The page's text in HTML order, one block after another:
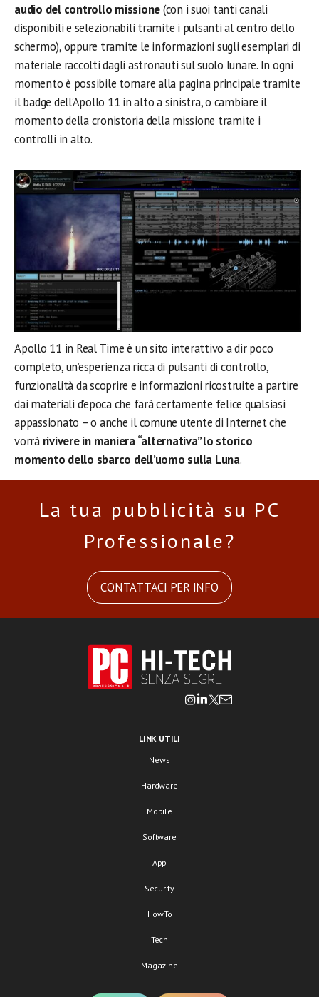
audio del controllo missione(con i suoi tanti canali
disponibili e selezionabili tramite i pulsanti al centro dello
schermo), oppure tramite le informazioni sugli esemplari di
materiale raccolti dagli astronauti sul suolo lunare. In ogni
momento è possibile tornare alla pagina principale tramite
il badge dell’Apollo 11 in alto a sinistra, o cambiare il
momento della cronistoria della missione tramite i
controlli in alto.
Apollo 11 in Real Time è un sito interattivo a dir poco
completo, un’esperienza ricca di pulsanti di controllo,
funzionalità da scoprire e informazioni ricostruite a partire
dai materiali d’epoca che farà certamente felice qualsiasi
appassionato – o anche il comune utente di Internet che
vorrà rivivere in maniera “alternativa” lo storico
momento dello sbarco dell’uomo sulla Luna.
La tua pubblicità su PC
Professionale?
CONTATTACI PER INFO
LINK UTILI
News
Hardware
Mobile
Software
App
Security
HowTo
Tech
Magazine